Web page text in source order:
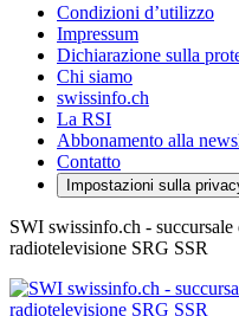
Condizioni d’utilizzo
Impressum
Dichiarazione sulla
Chi siamo
swissinfo.ch
La RSI
Abbonamento alla
Contatto
Impostazioni sulla
SWI swissinfo.ch - succursale
radiotelevisione SRG SSR